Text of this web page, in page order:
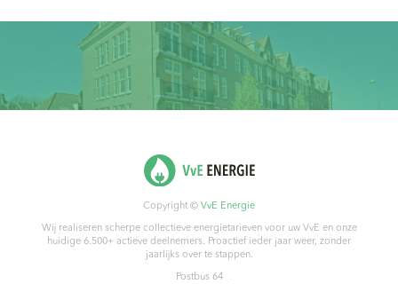
Copyright © VvE Energie
Wij realiseren scherpe collectieve energietarieven voor uw VvE en onze
huidige 6.500+ actieve deelnemers. Proactief ieder jaar weer, zonder
jaarlijks over te stappen.
Postbus 64